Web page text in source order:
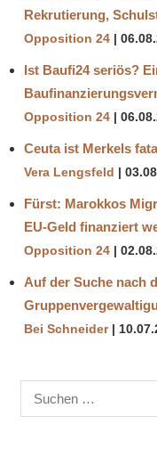
Rekrutierung,
Opposition 24
Ist Baufi24 seriös?
Opposition 24
Ceuta ist Merkels
Vera Lengsfeld
Fürst: Marokkos
EU-Geld finanziert
Opposition 24
Auf der Suche nach
Bei Schneider
Suchen
nach: